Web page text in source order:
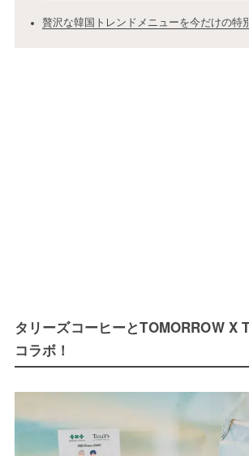
贅沢な韓国トレンドメニューを今だけの特
タリーズコーヒーとTOMORROW X
コラボ！